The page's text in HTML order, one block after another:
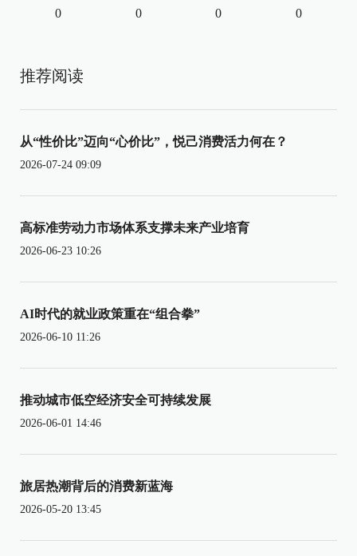
0 0 0 0
推荐阅读
从“性价比”迈向“心价比”，悦己消费活力何在？
2026-07-24 09:09
高标准劳动力市场体系支撑未来产业培育
2026-06-23 10:26
AI时代的就业政策重在“组合拳”
2026-06-10 11:26
推动城市低空经济安全可持续发展
2026-06-01 14:46
旅居热潮背后的消费新蓝海
2026-05-20 13:45